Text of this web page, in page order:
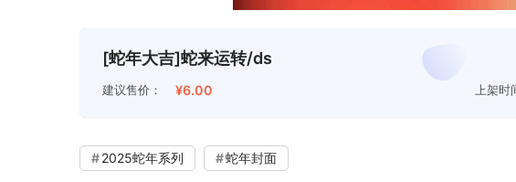
[蛇年大吉]蛇来运转/ds
建议售价： ¥6.00 上架时
2025蛇年系列 蛇年封面